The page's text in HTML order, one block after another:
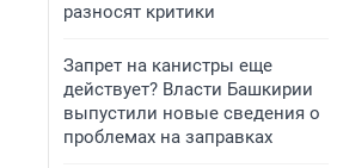
разносят критики
Запрет на канистры еще
действует? Власти Башкирии
выпустили новые сведения о
проблемах на заправках